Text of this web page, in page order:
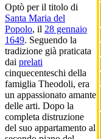
Optò per il titolo di
Santa Maria del
Popolo, il 28 gennaio
1649. Seguendo la
tradizione già praticata
dai prelati
cinquecenteschi della
famiglia Theodoli, era
un appassionato amante
delle arti. Dopo la
completa distruzione
del suo appartamento al